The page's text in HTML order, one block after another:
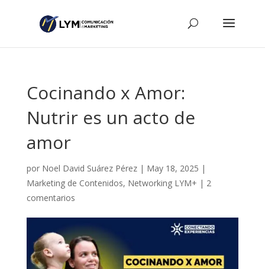
Cocinando x Amor:
Nutrir es un acto de
amor
por Noel David Suárez Pérez| May 18, 2025 |
Marketing de Contenidos, Networking LYM+ | 2
comentarios